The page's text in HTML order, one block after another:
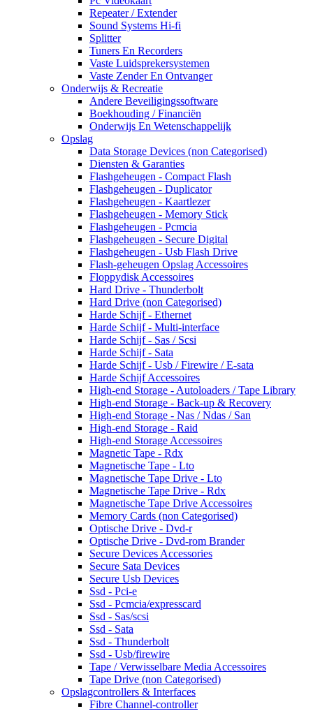
Repeater / Extender
Sound Systems Hi-fi
Splitter
Tuners En Recorders
Vaste Luidsprekersystemen
Vaste Zender En Ontvanger
Onderwijs & Recreatie
Andere Beveiligingssoftware
Boekhouding / Financiën
Onderwijs En Wetenschappelijk
Opslag
Data Storage Devices (non Categorised)
Diensten & Garanties
Flashgeheugen - Compact Flash
Flashgeheugen - Duplicator
Flashgeheugen - Kaartlezer
Flashgeheugen - Memory Stick
Flashgeheugen - Pcmcia
Flashgeheugen - Secure Digital
Flashgeheugen - Usb Flash Drive
Flash-geheugen Opslag Accessoires
Floppydisk Accessoires
Hard Drive - Thunderbolt
Hard Drive (non Categorised)
Harde Schijf - Ethernet
Harde Schijf - Multi-interface
Harde Schijf - Sas / Scsi
Harde Schijf - Sata
Harde Schijf - Usb / Firewire / E-sata
Harde Schijf Accessoires
High-end Storage - Autoloaders / Tape Library
High-end Storage - Back-up & Recovery
High-end Storage - Nas / Ndas / San
High-end Storage - Raid
High-end Storage Accessoires
Magnetic Tape - Rdx
Magnetische Tape - Lto
Magnetische Tape Drive - Lto
Magnetische Tape Drive - Rdx
Magnetische Tape Drive Accessoires
Memory Cards (non Categorised)
Optische Drive - Dvd-r
Optische Drive - Dvd-rom Brander
Secure Devices Accessories
Secure Sata Devices
Secure Usb Devices
Ssd - Pci-e
Ssd - Pcmcia/expresscard
Ssd - Sas/scsi
Ssd - Sata
Ssd - Thunderbolt
Ssd - Usb/firewire
Tape / Verwisselbare Media Accessoires
Tape Drive (non Categorised)
Opslagcontrollers & Interfaces
Fibre Channel-controller